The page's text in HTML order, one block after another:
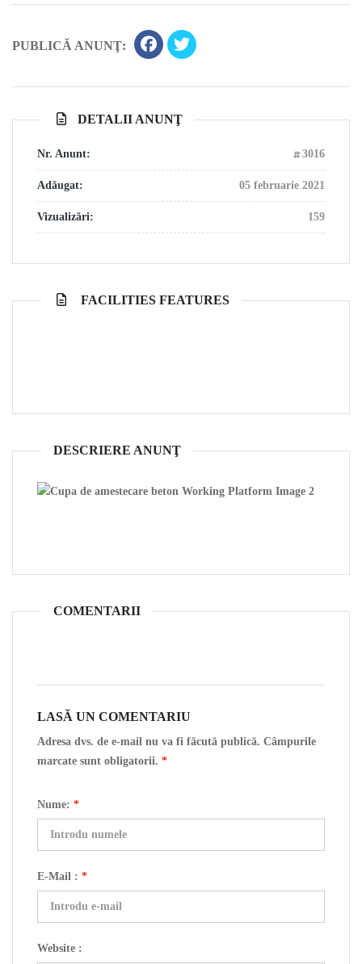
PUBLICĂ ANUNŢ:
DETALII ANUNŢ
Nr. Anunt: 3016
Adăugat: 05 februarie 2021
Vizualizări: 159
FACILITIES FEATURES
DESCRIERE ANUNŢ
COMENTARII
LASĂ UN COMENTARIU
Adresa dvs. de e-mail nu va fi făcută publică. Câmpurile
marcate sunt obligatorii. *
Nume: *
E-Mail : *
Website :